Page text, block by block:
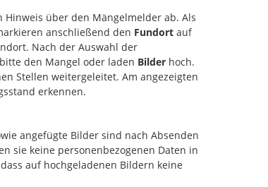
Hinweis über den Mängelmelder ab. Als
anschließend den Fundort auf
Nach der Auswahl der
den Mangel oder laden Bilder hoch.
Stellen weitergeleitet. Am angezeigten
erkennen.
angefügte Bilder sind nach Absenden
sie keine personenbezogenen Daten in
auf hochgeladenen Bildern keine